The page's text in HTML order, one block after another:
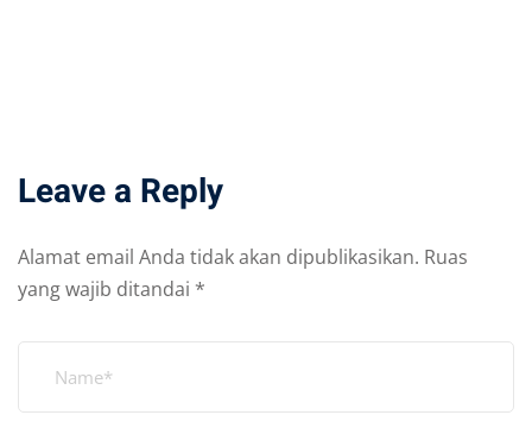
Leave a Reply
Alamat email Anda tidak akan dipublikasikan. Ruas
yang wajib ditandai *